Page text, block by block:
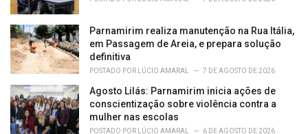
Parnamirim realiza manutenção na Rua Itália,
em Passagem de Areia, e prepara solução
definitiva
POSTADO POR LÚCIO AMARAL 7 DE AGOSTO DE 2026
Agosto Lilás: Parnamirim inicia ações de
conscientização sobre violência contra a
mulher nas escolas
POSTADO POR LÚCIO AMARAL 6 DE AGOSTO DE 2026